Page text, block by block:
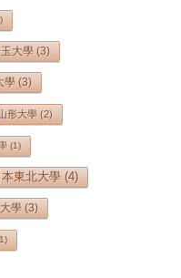
大學 (3)
學 (3)
形大學 (2)
(1)
本東北大學 (4)
學 (3)